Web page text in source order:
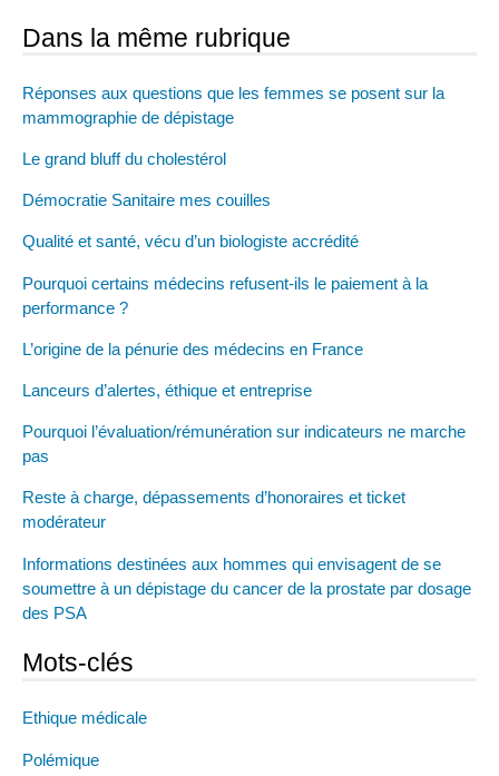
Dans la même rubrique
Réponses aux questions que les femmes se posent sur la
mammographie de dépistage
Le grand bluff du cholestérol
Démocratie Sanitaire mes couilles
Qualité et santé, vécu d’un biologiste accrédité
Pourquoi certains médecins refusent-ils le paiement à la
performance ?
L’origine de la pénurie des médecins en France
Lanceurs d’alertes, éthique et entreprise
Pourquoi l’évaluation/rémunération sur indicateurs ne marche
pas
Reste à charge, dépassements d’honoraires et ticket
modérateur
Informations destinées aux hommes qui envisagent de se
soumettre à un dépistage du cancer de la prostate par dosage
des PSA
Mots-clés
Ethique médicale
Polémique